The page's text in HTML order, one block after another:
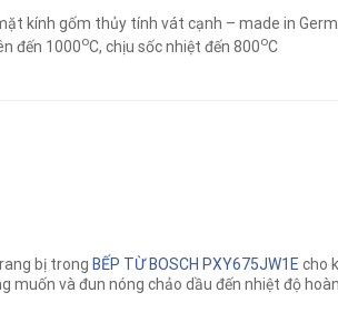
kính gốm thủy tính vát cạnh – made in
đến 1000oC, chịu sốc nhiệt đến 800oC
bị trong BẾP TỪ BOSCH PXY675JW1E cho
muốn và đun nóng chảo dầu đến nhiệt độ